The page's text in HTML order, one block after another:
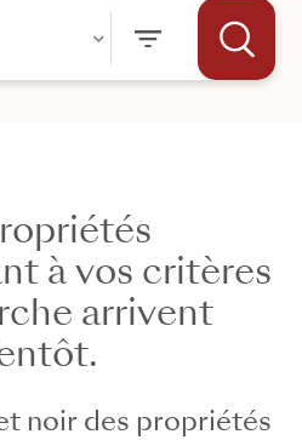
à vos critères
arrivent
noir des propriétés